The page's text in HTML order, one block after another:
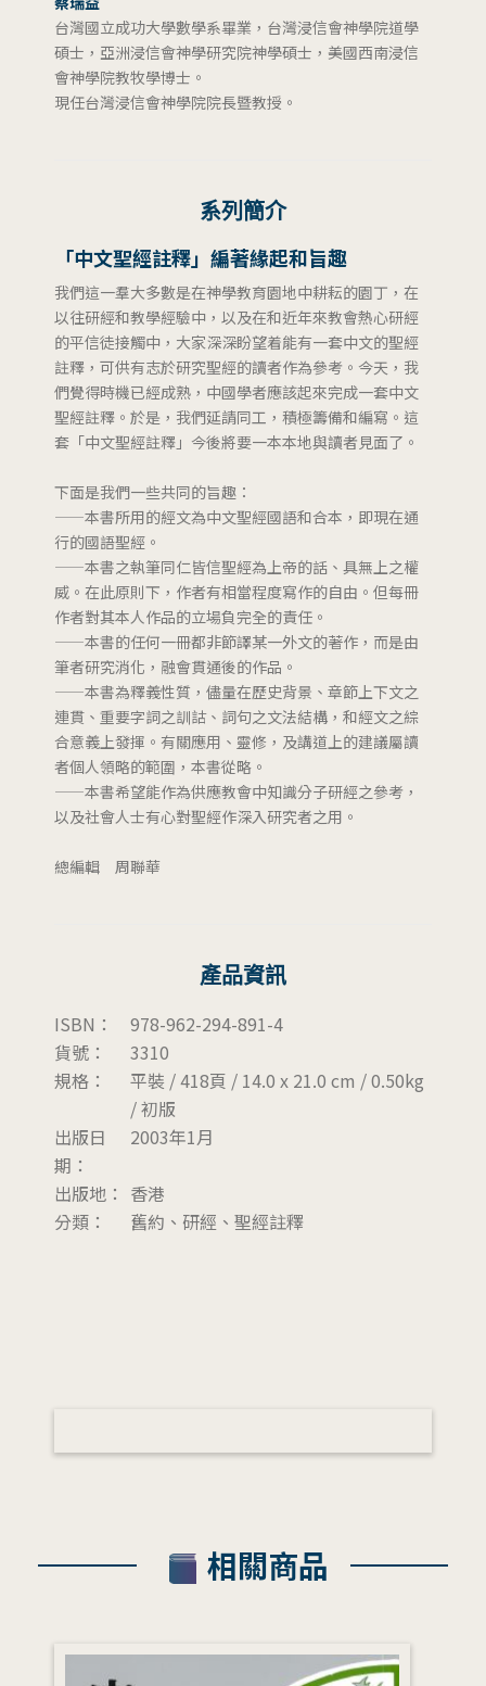
台灣國立成功大學數學系畢業，台灣浸信會神學院道學
碩士，亞洲浸信會神學研究院神學碩士，美國西南浸信
會神學院教牧學博士。
現任台灣浸信會神學院院長暨教授。
系列簡介
「中文聖經註釋」編著緣起和旨趣
我們這一羣大多數是在神學教育園地中耕耘的園丁，在
以往研經和教學經驗中，以及在和近年來教會熱心研經
的平信徒接觸中，大家深深盼望着能有一套中文的聖經
註釋，可供有志於研究聖經的讀者作為參考。今天，我
們覺得時機已經成熟，中國學者應該起來完成一套中文
聖經註釋。於是，我們延請同工，積極籌備和編寫。這
套「中文聖經註釋」今後將要一本本地與讀者見面了。
下面是我們一些共同的旨趣：
——本書所用的經文為中文聖經國語和合本，即現在通
行的國語聖經。
——本書之執筆同仁皆信聖經為上帝的話、具無上之權
威。在此原則下，作者有相當程度寫作的自由。但每冊
作者對其本人作品的立場負完全的責任。
——本書的任何一冊都非節譯某一外文的著作，而是由
筆者研究消化，融會貫通後的作品。
——本書為釋義性質，儘量在歷史背景、章節上下文之
連貫、重要字詞之訓詁、詞句之文法結構，和經文之綜
合意義上發揮。有關應用、靈修，及講道上的建議屬讀
者個人領略的範圍，本書從略。
——本書希望能作為供應教會中知識分子研經之參考，
以及社會人士有心對聖經作深入研究者之用。
總編輯 周聯華
產品資訊
ISBN：
978-962-294-891-4
貨號：
3310
規格：
平裝 / 418頁 / 14.0 x 21.0 cm / 0.50kg
/ 初版
出版日
期：
2003年1月
出版地： 香港
分類：
舊約、研經、聖經註釋
相關商品